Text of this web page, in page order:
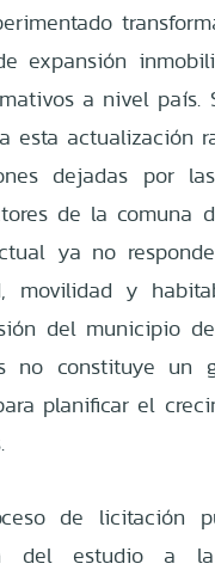
expansión
a nivel país.
esta actualización
dejadas por
de la comuna
ya no
movilidad y
del municipio
no constituye un
planificar el
de licitación
del estudio a